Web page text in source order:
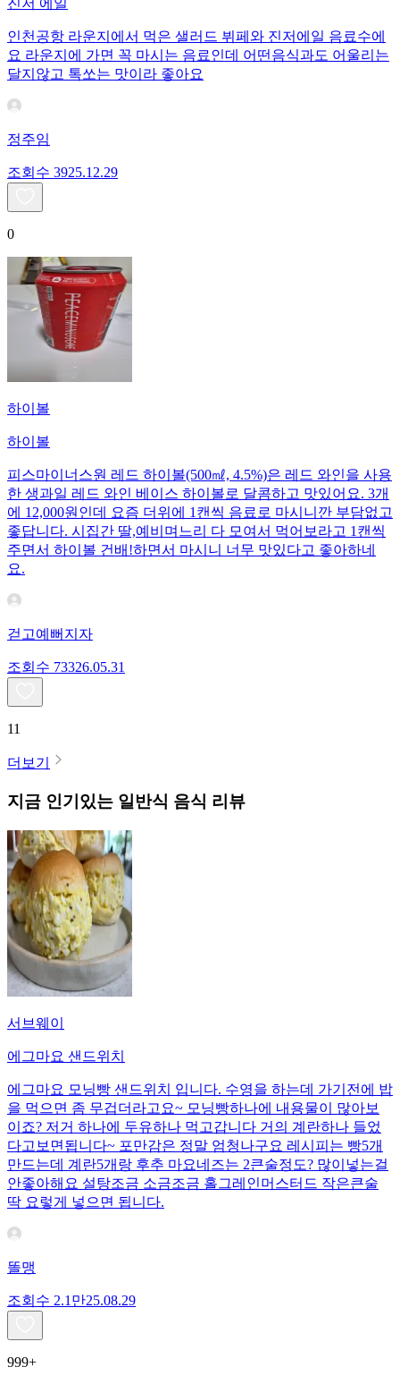
진저 에일
인천공항 라운지에서 먹은 샐러드 뷔페와 진저에일 음료수에
요 라운지에 가면 꼭 마시는 음료인데 어떤음식과도 어울리는
달지않고 톡쏘는 맛이라 좋아요
정주임
조회수 3925.12.29
0
하이볼
하이볼
피스마이너스원 레드 하이볼(500㎖, 4.5%)은 레드 와인을 사용
한 생과일 레드 와인 베이스 하이볼로 달콤하고 맛있어요. 3개
에 12,000원인데 요즘 더위에 1캔씩 음료로 마시니깐 부담없고
좋답니다. 시집간 딸,예비며느리 다 모여서 먹어보라고 1캔씩
주면서 하이볼 건배!하면서 마시니 너무 맛있다고 좋아하네
요.
걷고예뻐지자
조회수 73326.05.31
11
더보기
지금 인기있는 일반식 음식 리뷰
서브웨이
에그마요 샌드위치
에그마요 모닝빵 샌드위치 입니다. 수영을 하는데 가기전에 밥
을 먹으면 좀 무겁더라고요~ 모닝빵하나에 내용물이 많아보
이죠? 저거 하나에 두유하나 먹고갑니다 거의 계란하나 들었
다고보면됩니다~ 포만감은 정말 엄청나구요 레시피는 빵5개
만드는데 계란5개랑 후추 마요네즈는 2큰술정도? 많이넣는걸
안좋아해요 설탕조금 소금조금 홀그레인머스터드 작은큰술
딱 요렇게 넣으면 됩니다.
똘맹
조회수 2.1만25.08.29
999+